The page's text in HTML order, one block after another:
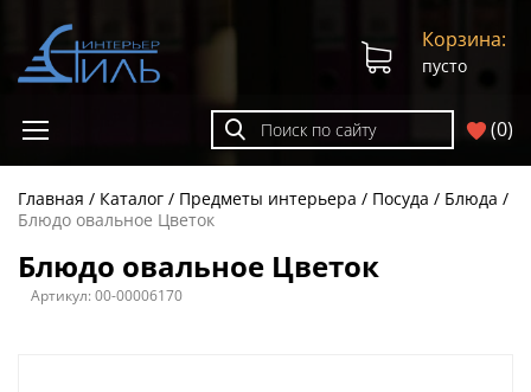
(0)
Корзина:
пусто
Главная Каталог Предметы интерьера Посуда
Блюда
Блюдо овальное Цветок
Блюдо овальное Цветок
Артикул:00-00006170